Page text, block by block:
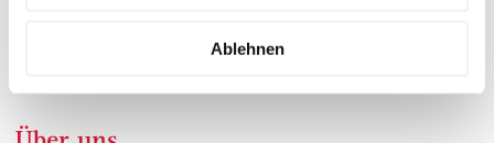
Ablehnen
Gansterer wird dabei über "Endlich alle Erfolgsgeheimnisse"